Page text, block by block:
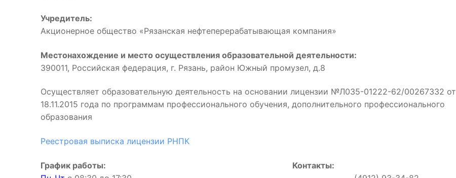
Учредитель:
Акционерное общество «Рязанская нефтеперерабатывающая компания»
Местонахождение и место осуществления образовательной деятельности:
390011, Российская федерация, г. Рязань, район Южный промузел, д.8
Осуществляет образовательную деятельность на основании лицензии №Л035-01222-62/00267332 от
18.11.2015 года по программам профессионального обучения, дополнительного профессионального
образования
Реестровая выписка лицензии РНПК
График работы: Контакты: